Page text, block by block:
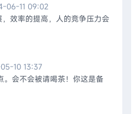
06-11 09:02
效率的提高，人的竞争压力会
10 13:37
。会不会被请喝茶！你这是备